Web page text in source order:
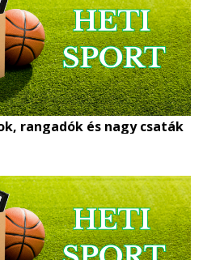
rangadók és nagy csaták